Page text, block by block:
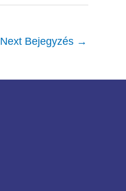
Next Bejegyzés →